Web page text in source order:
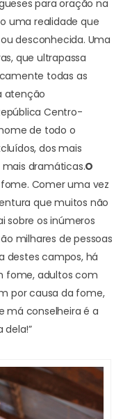
para oração na
uma realidade que
desconhecida. Uma
que ultrapassa
todas as
atenção
Centro-
de todo o
dos mais
mais dramáticas.O
Comer uma vez
que muitos não
sobre os inúmeros
milhares de pessoas
destes campos, há
fome, adultos com
por causa da fome,
má conselheira é a